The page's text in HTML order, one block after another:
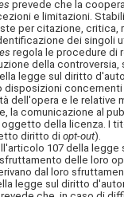
prevede che la
e limitazioni.
per citazione, critica,
dei singoli
regola le procedure di
della
legge sul diritto
concernenti
dell'opera e le relative
la comunicazione al
della licenza. I
diritto di opt-out).
107 della
delle loro
dal loro
legge sul diritto